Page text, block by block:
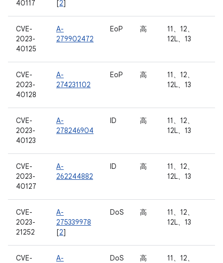
40117
[2]
CVE-
2023-
40125
A-
279902472
EoP 高
11、12、
12L、13
CVE-
2023-
40128
A-
274231102
EoP 高
11、12、
12L、13
CVE-
2023-
40123
A-
278246904
ID 高
11、12、
12L、13
CVE-
2023-
40127
A-
262244882
ID 高
11、12、
12L、13
CVE-
2023-
21252
A-
275339978
[2]
DoS 高
11、12、
12L、13
CVE-
A-
DoS 高
11、12、